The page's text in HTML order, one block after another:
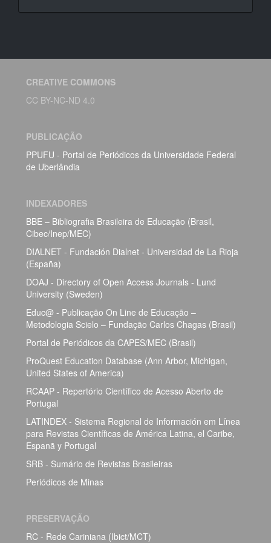
CREATIVE COMMONS
CC BY-NC-ND 4.0
PUBLICAÇÃO
PPUFU - Portal de Periódicos da Universidade Federal
de Uberlândia
INDEXADORES
BBE – Bibliografia Brasileira de Educação (Brasil,
Cibec/Inep/MEC)
DIALNET - Fundación Dialnet - Universidad de La Rioja
(España)
DOAJ - Directory of Open Access Journals - Lund
University (Sweden)
Educ@ - Publicação On Line de Educação –
Metodologia Scielo – Fundação Carlos Chagas (Brasil)
Portal de Periódicos da CAPES/MEC (Brasil)
ProQuest Education Database (Ann Arbor, Michigan,
United States of America)
RCAAP - Repertório Científico de Acesso Aberto de
Portugal
LATINDEX - Sistema Regional de Información em Línea
para Revistas Científicas de América Latina, el Caribe,
Espanã y Portugal
SRB - Sumário de Revistas Brasileiras
Periódicos de Minas
PRESERVAÇÃO
RC - Rede Cariniana (Ibict/MCT)